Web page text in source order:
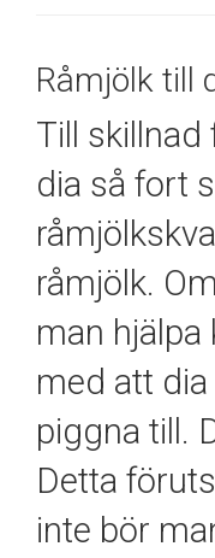
Råmjölk till
Till skillnad
dia så fort
råmjölk.
man hjälpa
med att
piggna till.
Detta
inte bör